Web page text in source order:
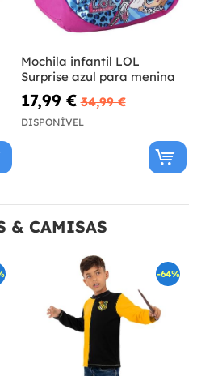
Mochila infantil LOL
Surprise azul para menina
17,99 € 34,99 €
DISPONÍVEL
& CAMISAS
-64%